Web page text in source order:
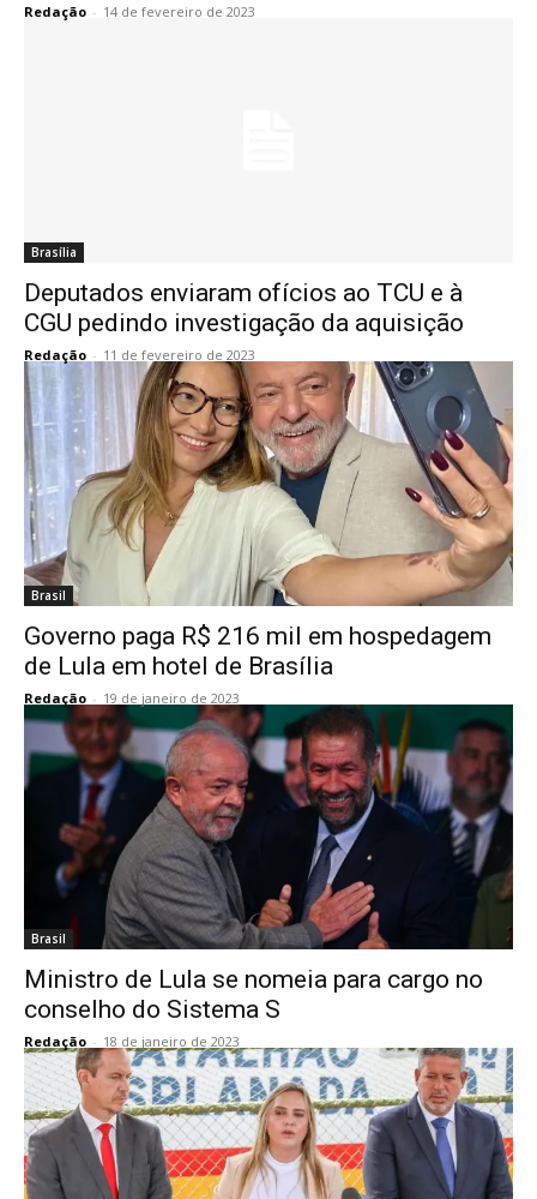
Redação - 14 de fevereiro de 2023
Brasília
Deputados enviaram ofícios ao TCU e à
CGU pedindo investigação da aquisição
Redação - 11 de fevereiro de 2023
Brasil
Governo paga R$ 216 mil em hospedagem
de Lula em hotel de Brasília
Redação - 19 de janeiro de 2023
Brasil
Ministro de Lula se nomeia para cargo no
conselho do Sistema S
Redação - 18 de janeiro de 2023